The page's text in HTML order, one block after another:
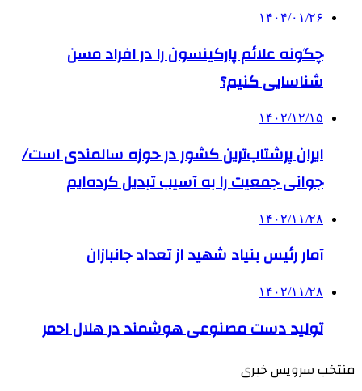
۱۴۰۴/۰۱/۲۶
چگونه علائم پارکینسون را در افراد مسن
شناسایی کنیم؟
۱۴۰۲/۱۲/۱۵
ایران پرشتاب‌ترین کشور در حوزه سالمندی است/
جوانی جمعیت را به آسیب تبدیل کرده‌ایم
۱۴۰۲/۱۱/۲۸
آمار رئیس بنیاد شهید از تعداد جانبازان
۱۴۰۲/۱۱/۲۸
تولید دست مصنوعی هوشمند در هلال احمر
منتخب سرویس خبری